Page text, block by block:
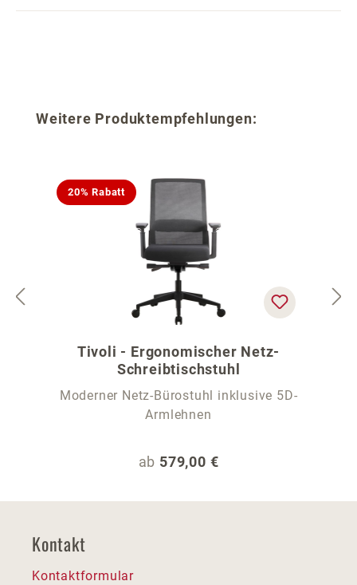
Produktgalerie überspringen
Weitere Produktempfehlungen:
20% Rabatt
Tivoli - Ergonomischer Netz-
Schreibtischstuhl
Moderner Netz-Bürostuhl inklusive 5D-
Armlehnen
Regulärer Preis:
ab 579,00 €
Kontakt
Kontaktformular